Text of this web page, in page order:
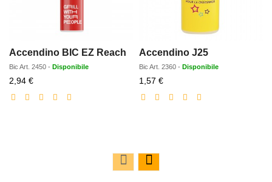
Accendino BIC EZ Reach
Bic Art. 2450 - Disponibile
2,94 €Prezzo
scontato
Accendino J25
Bic Art. 2360 - Disponibile
1,57 €Prezzo
scontato